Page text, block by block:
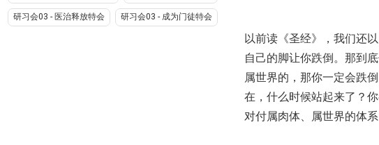
研习会03 - 医治释放特会 研习会03 - 成为门徒特会
以前读《圣经》，我们还
自己的脚让你跌倒。那到
属世界的，那你一定会跌
在，什么时候站起来了？
对付属肉体、属世界的体